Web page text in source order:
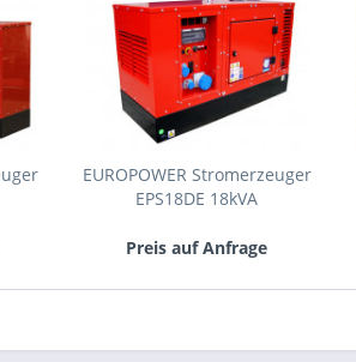
EUROPOWER Stromerzeuger
EPS18DE 18kVA
Preis auf Anfrage